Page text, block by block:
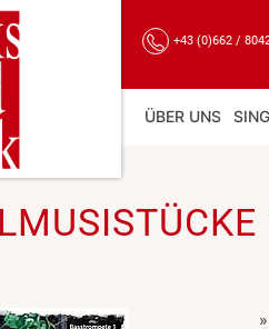
+43 (0)662 /
ÜBER UNS